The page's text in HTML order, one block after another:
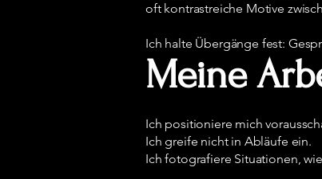
oft kontrastreiche Motive
Ich halte Übergänge fest:
Meine
Ich positioniere mich
Ich greife nicht in Abläufe ein.
Ich fotografiere Situationen,